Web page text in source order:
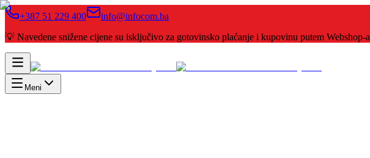
+387 51 229 400
info@infocom.ba
💡 Navedene snižene cijene su isključivo za gotovinsko plaćanje i kupovinu putem Webshop-a
Meni